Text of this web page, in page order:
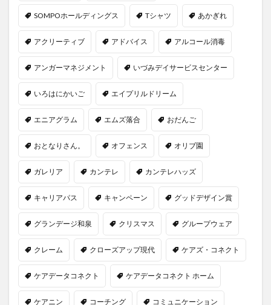
SOMPOホールディングス Tシャツ あかぎれ
アクリーティブ アドバイス アルコール消毒
アンガーマネジメント いづみデイサービスセンター
いろはにかいご エイプリルドリーム
エニアグラム エムズ落合 おだんご
おとなりさん。 オフェンス オリブ園
ガレリア カンテレ カンテレハッズ
キャリアパス キャンペーン グッドデザイン賞
グランデージ和泉 クリスマス グループウェア
クレーム クローズアップ現代 ケアズ・コネクト
ケアデータコネクト ケアデータコネクト ホーム
ケアニン コーチング コミュニケーション